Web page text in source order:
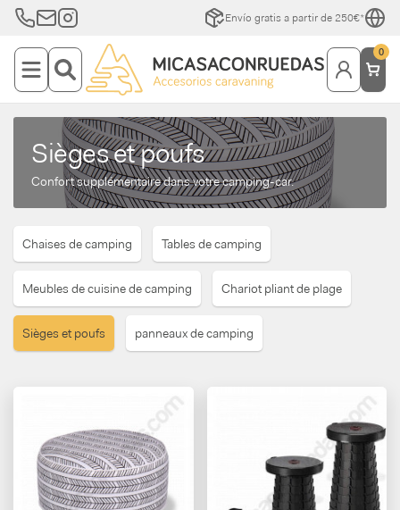
Envío gratis a partir de 250€*
0
Sièges et poufs
Confort supplémentaire dans votre camping-car.
Chaises de camping Tables de camping
Meubles de cuisine de camping Chariot pliant de plage
Sièges et poufs panneaux de camping